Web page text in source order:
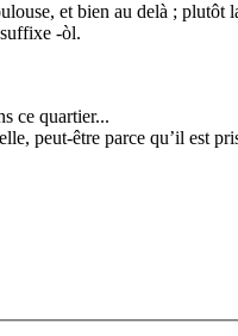
et bien au delà ; plutôt
-òl.
ce quartier...
peut-être parce qu’il est